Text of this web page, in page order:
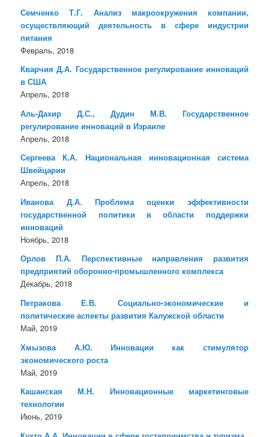
Семченко Т.Г. Анализ макроокружения компании,
осуществляющий деятельность в сфере индустрии
питания
Февраль, 2018
Кварчия Д.А. Государственное регулирование инноваций
в США
Апрель, 2018
Аль-Дахир Д.С., Дудин М.В. Государственное
регулирование инноваций в Израиле
Апрель, 2018
Сергеева К.А. Национальная инновационная система
Швейцарии
Апрель, 2018
Иванова Д.А. Проблема оценки эффективности
государственной политики в области поддержки
инноваций
Ноябрь, 2018
Орлов П.А. Перспективные направления развития
предприятий оборонно-промышленного комплекса
Декабрь, 2018
Петракова Е.В. Социально-экономические и
политические аспекты развития Калужской области
Май, 2019
Хмызова А.Ю. Инновации как стимулятор
экономического роста
Май, 2019
Кашанская М.Н. Инновационные маркетинговые
технологии
Июнь, 2019